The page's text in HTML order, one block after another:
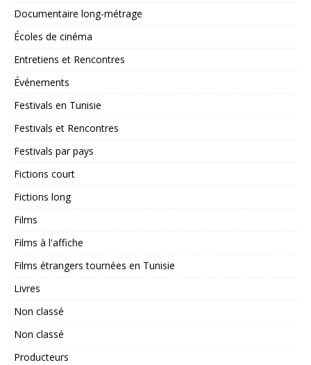
Documentaire long-métrage
Écoles de cinéma
Entretiens et Rencontres
Événements
Festivals en Tunisie
Festivals et Rencontres
Festivals par pays
Fictions court
Fictions long
Films
Films à l'affiche
Films étrangers tournées en Tunisie
Livres
Non classé
Non classé
Producteurs